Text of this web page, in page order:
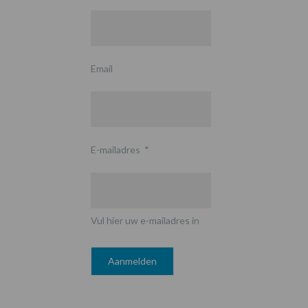
Email
E-mailadres *
Vul hier uw e-mailadres in